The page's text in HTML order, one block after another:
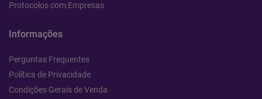
Protocolos com Empresas
Informações
Perguntas Frequentes
Política de Privacidade
Condições Gerais de Venda